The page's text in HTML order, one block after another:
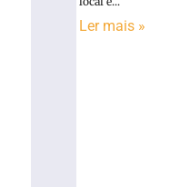
Ler mais »